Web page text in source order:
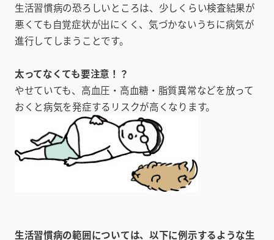
生活習慣病の恐ろしいところは、少しくらい検査結果が
悪くても自覚症状が出にくく、気づかないうちに病気が
進行してしまうことです。
太ってなくても要注意！？
やせていても、高血圧・高血糖・脂質異常などを放って
おくと病気を発症するリスクが高くなります。
生活習慣病の範囲については、以下に例示するような生